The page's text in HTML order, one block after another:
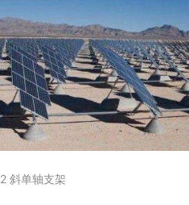
斜单轴支架